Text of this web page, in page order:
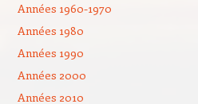
Années 1960-1970
Années 1980
Années 1990
Années 2000
Années 2010